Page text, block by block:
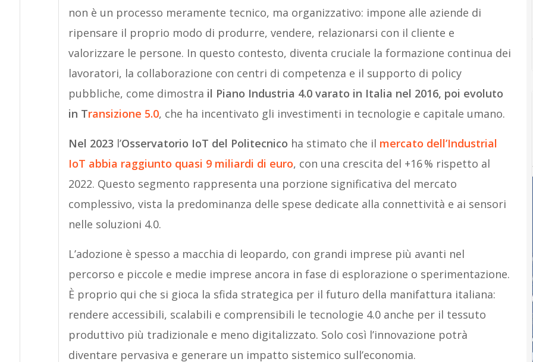
non è un processo meramente tecnico, ma organizzativo: impone alle aziende di
ripensare il proprio modo di produrre, vendere, relazionarsi con il cliente e
valorizzare le persone. In questo contesto, diventa cruciale la formazione continua dei
lavoratori, la collaborazione con centri di competenza e il supporto di policy
pubbliche, come dimostra il Piano Industria 4.0 varato in Italia nel 2016, poi evoluto
in Transizione 5.0, che ha incentivato gli investimenti in tecnologie e capitale umano.
Nel 2023 l’Osservatorio IoT del Politecnico ha stimato che il mercato dell’Industrial
IoT abbia raggiunto quasi 9 miliardi di euro, con una crescita del +16 % rispetto al
2022. Questo segmento rappresenta una porzione significativa del mercato
complessivo, vista la predominanza delle spese dedicate alla connettività e ai sensori
nelle soluzioni 4.0.
L’adozione è spesso a macchia di leopardo, con grandi imprese più avanti nel
percorso e piccole e medie imprese ancora in fase di esplorazione o sperimentazione.
È proprio qui che si gioca la sfida strategica per il futuro della manifattura italiana:
rendere accessibili, scalabili e comprensibili le tecnologie 4.0 anche per il tessuto
produttivo più tradizionale e meno digitalizzato. Solo così l’innovazione potrà
diventare pervasiva e generare un impatto sistemico sull’economia.